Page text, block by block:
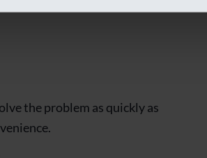
the problem as quickly as